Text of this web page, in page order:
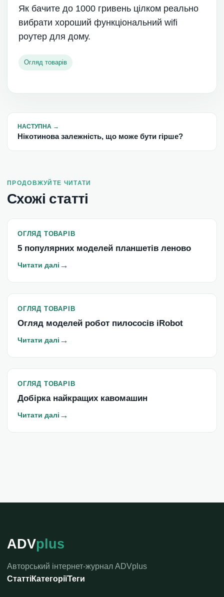
Як бачите до 1000 гривень цілком реально
вибрати хороший функціональний wifi
роутер для дому.
Огляд товарів
НАСТУПНА →
Нікотинова залежність, що може бути гірше?
ПРОДОВЖУЙТЕ ЧИТАТИ
Схожі статті
ОГЛЯД ТОВАРІВ
5 популярних моделей планшетів леново
Читати далі →
ОГЛЯД ТОВАРІВ
Огляд моделей робот пилососів iRobot
Читати далі →
ОГЛЯД ТОВАРІВ
Добірка найкращих кавомашин
Читати далі →
ADVplus
Авторський інтернет-журнал ADVplus
СтаттіКатегоріїТеги